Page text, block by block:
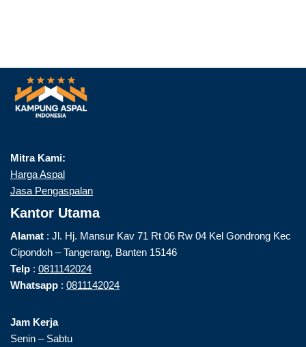
Mitra Kami:
Harga Aspal
Jasa Pengaspalan
Kantor Utama
Alamat : Jl. Hj. Mansur Kav 71 Rt 06 Rw 04 Kel Gondrong Kec
Cipondoh – Tangerang, Banten 15146
Telp : 0811142024
Whatsapp : 0811142024
Jam Kerja
Senin – Sabtu